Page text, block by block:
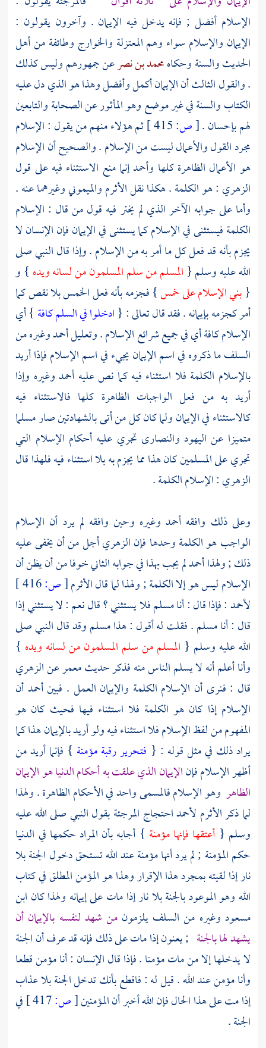
الإسلام أفضل ; فإنه يدخل فيه الإيمان . وآخرون يقولون :
الإيمان والإسلام سواء وهمالمعتزلة والخوارج وطائفة منأهل
الحديث والسنةوحكاهمحمد بن نصرعن جمهورهم وليس كذلك
. والقول الثالث أن الإيمان أكمل وأفضل وهذا هو الذي دل عليه
الكتاب والسنة في غير موضع وهو المأثور عنالصحابةوالتابعين
لهم بإحسان .[ص:
ثم هؤلاء منهم من يقول : الإسلام
مجرد القول والأعمال ليست من الإسلام . والصحيح أن الإسلام
هو الأعمال الظاهرة كلها وأحمدإنما منع الاستثناء فيه على قول
الزهري : هو الكلمة . هكذا نقلالأثرموالميمونيوغيرهما عنه .
وأما على جوابه الآخر الذي لم يختر فيه قول من قال : الإسلام
الكلمة فيستثنى في الإسلام كما يستثنى في الإيمان فإن الإنسان لا
يجزم بأنه قد فعل كل ما أمر به من الإسلام . وإذا قال النبي صلى
الله عليه وسلم { المسلم من سلم المسلمون من لسانه ويده } و
{بني الإسلام على خمس} فجزمه بأنه فعل الخمس بلا نقص كما
أمر كجزمه بإيمانه . فقد قال تعالى : {ادخلوا في السلم كافة } أي
الإسلام كافة أي في جميع شرائع الإسلام . وتعليلأحمدوغيره من
السلفما ذكروه في اسم الإيمان يجيء في اسم الإسلام فإذا أريد
بالإسلام الكلمة فلا استثناء فيه كما نص عليه أحمدوغيره وإذا
أريد به من فعل الواجبات الظاهرة كلها فالاستثناء فيه
كالاستثناء في الإيمان ولما كان كل من أتى بالشهادتين صار مسلما
متميزا عن اليهود والنصارى تجري عليه أحكام الإسلام التي
تجري على المسلمين كان هذا مما يجزم به بلا استثناء فيه فلهذا قال
الزهري: الإسلام الكلمة .
وعلى ذلك وافقه أحمد وغيره وحين وافقه لم يرد أن الإسلام
الواجب هو الكلمة وحدها فإنالزهريأجل من أن يخفى عليه
ذلك ; ولهذاأحمدلم يجب بهذا في جوابه الثاني خوفا من أن يظن أن
الإسلام ليس هو إلا الكلمة ; ولهذا لما قالالأثرم[ص:
لأحمد: فإذا قال : أنا مسلم فلا يستثني ؟ قال نعم : لا يستثني إذا
قال : أنا مسلم . فقلت له أقول : هذا مسلم وقد قال النبي صلى
الله عليه وسلم { المسلم من سلم المسلمون من لسانه ويده }
وأنا أعلم أنه لا يسلم الناس منه فذكر حديثمعمرعنالزهري
قال : فنرى أن الإسلام الكلمة والإيمان العمل . فبينأحمدأن
الإسلام إذا كان هو الكلمة فلا استثناء فيها فحيث كان هو
المفهوم من لفظ الإسلام فلا استثناء فيه ولو أريد بالإيمان هذا كما
يراد ذلك في مثل قوله : { فتحرير رقبة مؤمنة } فإنما أريد من
أظهر الإسلام فإنالإيمان الذي علقت به أحكام الدنيا هو الإيمان
الظاهر وهو الإسلام فالمسمى واحد في الأحكام الظاهرة . ولهذا
لما ذكرالأثرم لأحمداحتجاج المرجئةبقول النبي صلى الله عليه
وسلم { أعتقها فإنها مؤمنة } أجابه بأن المراد حكمها في الدنيا
حكم المؤمنة ; لم يرد أنها مؤمنة عند الله تستحق دخول الجنة بلا
نار إذا لقيته بمجرد هذا الإقرار وهذا هو المؤمن المطلق في كتاب
الله وهو الموعود بالجنة بلا نار إذا مات على إيمانه ولهذا كان ابن
مسعود وغيره من السلف يلزمونمن شهد لنفسه بالإيمان أن
يشهد لها بالجنة ; يعنون إذا مات على ذلك فإنه قد عرف أن الجنة
لا يدخلها إلا من مات مؤمنا . فإذا قال الإنسان : أنا مؤمن قطعا
وأنا مؤمن عند الله . قيل له : فاقطع بأنك تدخل الجنة بلا عذاب
إذا مت على هذا الحال فإن الله أخبر أن المؤمنين[ص:
في
الجنة .